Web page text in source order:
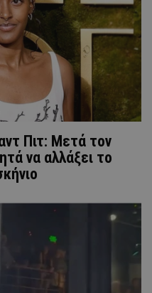
Πιτ: Μετά τον
να αλλάξει το